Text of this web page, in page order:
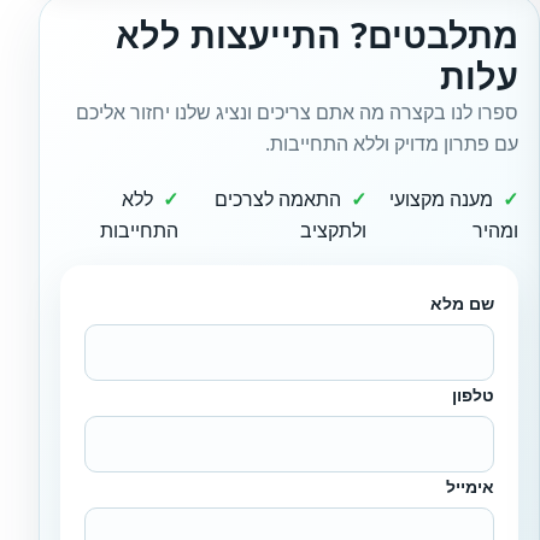
מתלבטים? התייעצות ללא
עלות
ספרו לנו בקצרה מה אתם צריכים ונציג שלנו יחזור אליכם
עם פתרון מדויק וללא התחייבות.
מענה מקצועי
ומהיר
התאמה לצרכים
ולתקציב
ללא
התחייבות
שם מלא
טלפון
אימייל